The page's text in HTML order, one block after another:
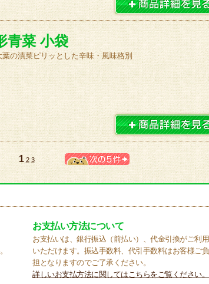
青菜 小袋
葉の漬菜ピリッとした辛味・風味格別
1 2 3
お支払い方法について
お支払いは、銀行振込（前払い）、代金引換がご利用
いただけます。振込手数料、代引手数料はお客様ご負
担となりますのでご了承ください。
詳しいお支払方法に関してはこちらをご覧ください。